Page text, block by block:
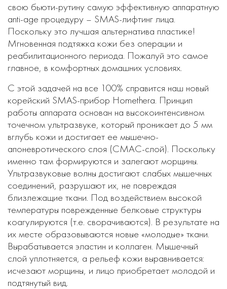
свою бьюти-рутину самую эффективную аппаратную
anti-age процедуру – SMAS-лифтинг лица.
Поскольку это лучшая альтернатива пластике!
Мгновенная подтяжка кожи без операции и
реабилитационного периода. Пожалуй это самое
главное, в комфортных домашних условиях.
С этой задачей на все 100% справится наш новый
корейский SMAS-прибор Homethera. Принцип
работы аппарата основан на высокоинтенсивном
точечном ультразвуке, который проникает до 5 мм
вглубь кожи и достигает ее мышечно-
апоневротического слоя (СМАС-слой). Поскольку
именно там формируются и залегают морщины.
Ультразвуковые волны достигают слабых мышечных
соединений, разрушают их, не повреждая
близлежащие ткани. Под воздействием высокой
температуры поврежденные белковые структуры
коагулируются (т.е. сворачиваются). В результате на
их месте образовываются новые «молодые» ткани.
Вырабатывается эластин и коллаген. Мышечный
слой уплотняется, а рельеф кожи выравнивается:
исчезают морщины, и лицо приобретает молодой и
подтянутый вид.